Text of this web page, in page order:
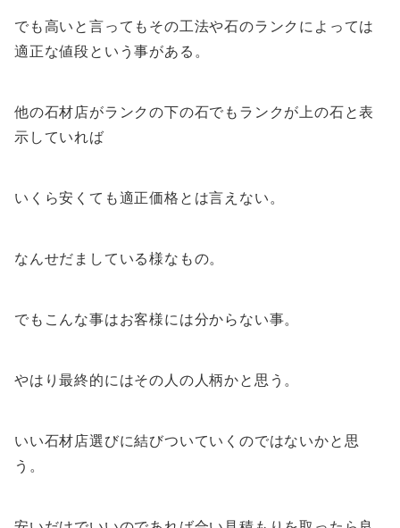
でも高いと言ってもその工法や石のランクによっては
適正な値段という事がある。
他の石材店がランクの下の石でもランクが上の石と表
示していれば
いくら安くても適正価格とは言えない。
なんせだましている様なもの。
でもこんな事はお客様には分からない事。
やはり最終的にはその人の人柄かと思う。
いい石材店選びに結びついていくのではないかと思
う。